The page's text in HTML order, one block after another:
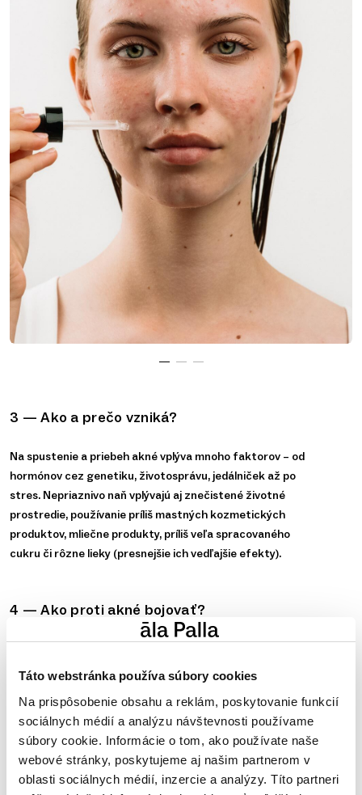
Táto webstránka používa súbory cookies
Na prispôsobenie obsahu a reklám, poskytovanie funkcií
sociálnych médií a analýzu návštevnosti používame
súbory cookie. Informácie o tom, ako používate naše
webové stránky, poskytujeme aj našim partnerom v
oblasti sociálnych médií, inzercie a analýzy. Títo partneri
1 2 3
3 — Ako a prečo vzniká?
Na spustenie a priebeh akné vplýva mnoho faktorov – od
hormónov cez genetiku, životosprávu, jedálniček až po
stres. Nepriaznivo naň vplývajú aj znečistené životné
prostredie, používanie príliš mastných kozmetických
produktov, mliečne produkty, príliš veľa spracovaného
cukru či rôzne lieky (presnejšie ich vedľajšie efekty).
4 — Ako proti akné bojovať?
hygienou absolútne najdôležitejším faktorom pri
Pleť treba vždy ráno vyčistiť napríklad čistiacou penou
alebo čistiacim gélom, upraviť pH pleti tonikom a
pokračovať v bežnej starostlivosti s aplikovaním séra,
krému a SPF. Večer je zase dôležité pleť odlíčiť napríklad
odličovacím mliekom, čistiacou penou, oleogelom alebo